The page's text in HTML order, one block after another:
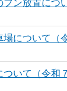
ン放置につ
について（
ついて（令和